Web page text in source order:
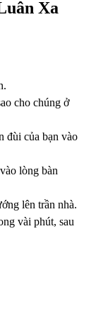
Xa
cho chúng ở
đùi của bạn vào
lòng bàn
lên trần nhà.
vài phút, sau